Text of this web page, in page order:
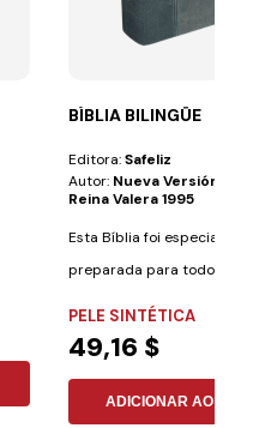
BÍBLIA BILINGÜE
Editora:Safeliz
Autor: Nueva Versión
Reina Valera 1995
Esta Bíblia foi
preparada para todos
desejam aprender...
PELE SINTÉTICA
49,16 $
ADICIONAR AO